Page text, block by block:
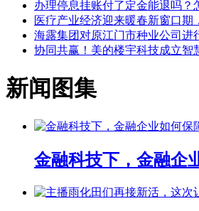
办理停息挂账付了定金能退吗？
医疗产业经济迎来暖春新窗口期
海露集团对原江门市种业公司进
协同共赢！美的楼宇科技成立智
新闻图集
金融科技下，金融企